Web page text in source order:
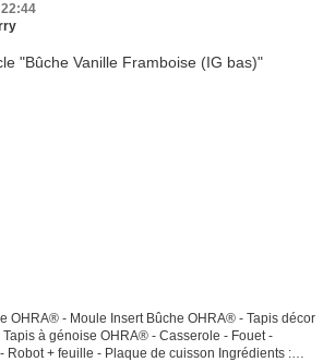
OHRA® - Moule Insert Bûche OHRA® - Tapis décor
à génoise OHRA® - Casserole - Fouet -
Robot + feuille - Plaque de cuisson Ingrédients :